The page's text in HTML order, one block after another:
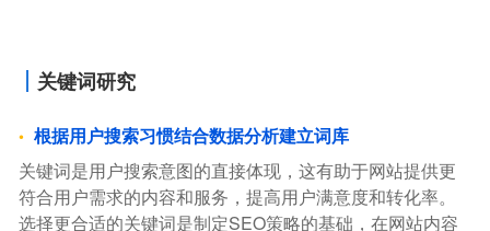
关键词研究
根据用户搜索习惯结合数据分析建立词库
关键词是用户搜索意图的直接体现，这有助于网站提供更
符合用户需求的内容和服务，提高用户满意度和转化率。
选择更合适的关键词是制定SEO策略的基础，在网站内容